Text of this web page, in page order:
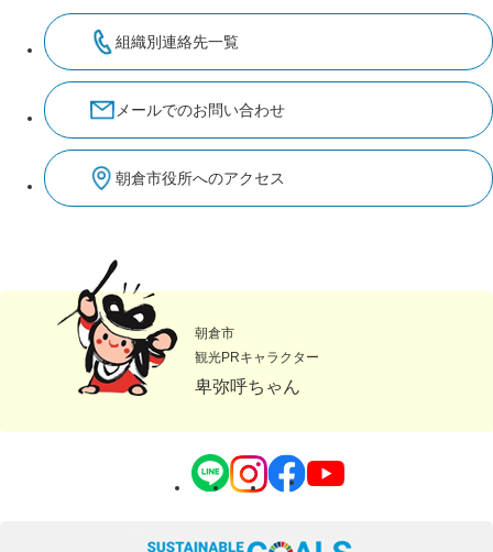
組織別連絡先一覧
メールでのお問い合わせ
朝倉市役所へのアクセス
朝倉市
観光PRキャラクター
卑弥呼ちゃん